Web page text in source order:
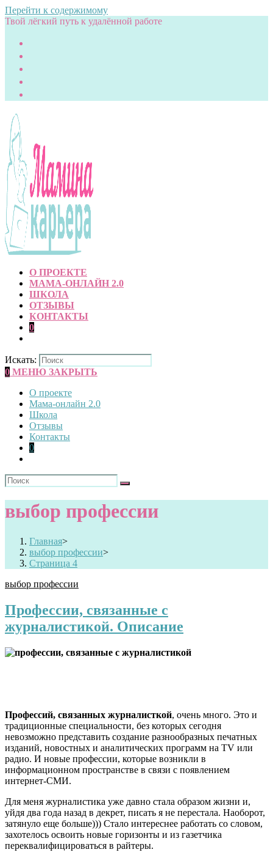
Перейти к содержимому
Твой лёгкий путь к удалённой работе
О ПРОЕКТЕ
МАМА-ОНЛАЙН 2.0
ШКОЛА
ОТЗЫВЫ
КОНТАКТЫ
0
Искать:
0 МЕНЮ ЗАКРЫТЬ
О проекте
Мама-онлайн 2.0
Школа
Отзывы
Контакты
0
выбор профессии
Главная>
выбор профессии>
Страница 4
выбор профессии
Профессии, связанные с
журналистикой. Описание
Профессий, связанных журналисткой, очень много. Это и
традиционные специальности, без которых сегодня
невозможно представить создание разнообразных печатных
изданий, новостных и аналитических программ на TV или
радио. И новые профессии, которые возникли в
информационном пространстве в связи с появлением
интернет-СМИ.
Для меня журналистика уже давно стала образом жизни и,
уйдя два года назад в декрет, писать я не перестала. Наоборот,
затянуло еще больше))) Стало интереснее работать со словом,
захотелось освоить новые горизонты и из газетчика
переквалифицироваться в райтеры.